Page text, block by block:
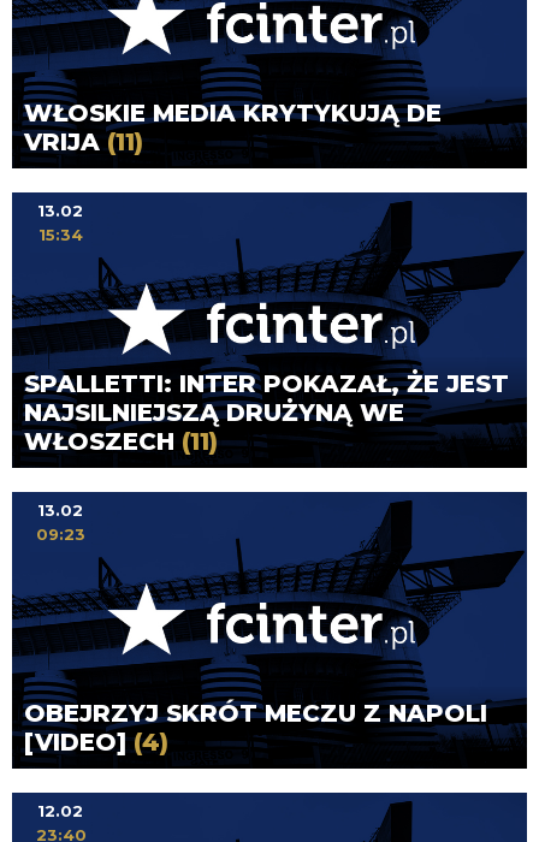
WŁOSKIE MEDIA KRYTYKUJĄ DE
VRIJA (11)
SPALLETTI: INTER POKAZAŁ, ŻE JEST
NAJSILNIEJSZĄ DRUŻYNĄ WE
WŁOSZECH (11)
13.02
15:34
OBEJRZYJ SKRÓT MECZU Z NAPOLI
[VIDEO](4)
13.02
09:23
12.02
23:40